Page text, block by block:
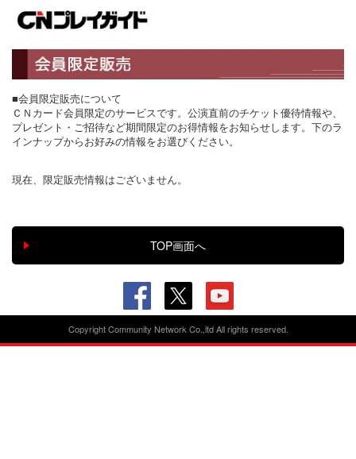
■会員限定販売について
ＣＮカード会員限定のサービスです。公演直前のチケット優待情報や、
プレゼント・ご招待など期間限定のお得情報をお知らせします。下のラ
インナップからお好みの情報をお選びください。
現在、限定販売情報はございません。
Copyright Community Network Co.,ltd All rights reserved.